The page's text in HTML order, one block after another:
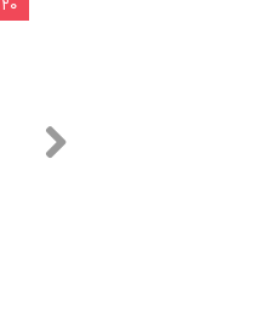
۲۰ درصد